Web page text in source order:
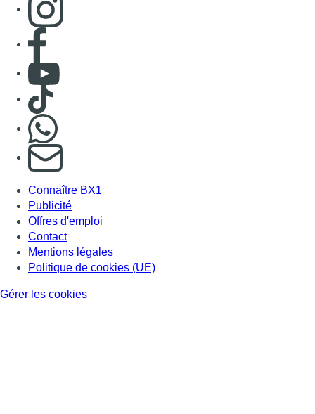
Consulter page Facebook
Consulter Youtube
Consulter TikTok
S'abonner à notre newsletter
Connaître BX1
Publicité
Offres d'emploi
Contact
Mentions légales
Politique de cookies (UE)
Gérer les cookies